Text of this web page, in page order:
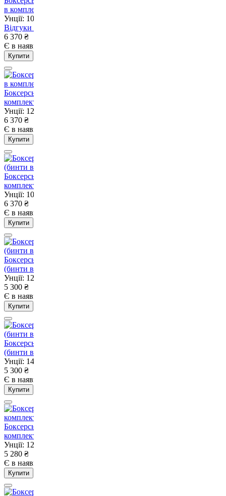
в комплекті)
Унції: 10
Відгуки
6 370 ₴
Є в наявності
Купити
Боксерські рукавиці Fairtex BGV1-ONE Red 12 унцій (бинти в
комплекті)
Унції: 12
6 370 ₴
Є в наявності
Купити
Боксерські рукавиці Fairtex BGV1-ONE Blue 10 унцій (бинти в
комплекті)
Унції: 10
6 370 ₴
Є в наявності
Купити
Боксерські рукавиці Fairtex BGV1 Nation Print Red 12 унцій
(бинти в комплекті)
Унції: 12
5 300 ₴
Є в наявності
Купити
Боксерські рукавиці Fairtex BGV1 Nation Print Blue 14 унцій
(бинти в комплекті)
Унції: 14
5 300 ₴
Є в наявності
Купити
Боксерські рукавиці Fairtex BGV11 Green 12 унцій (бинти в
комплекті)
Унції: 12
5 280 ₴
Є в наявності
Купити